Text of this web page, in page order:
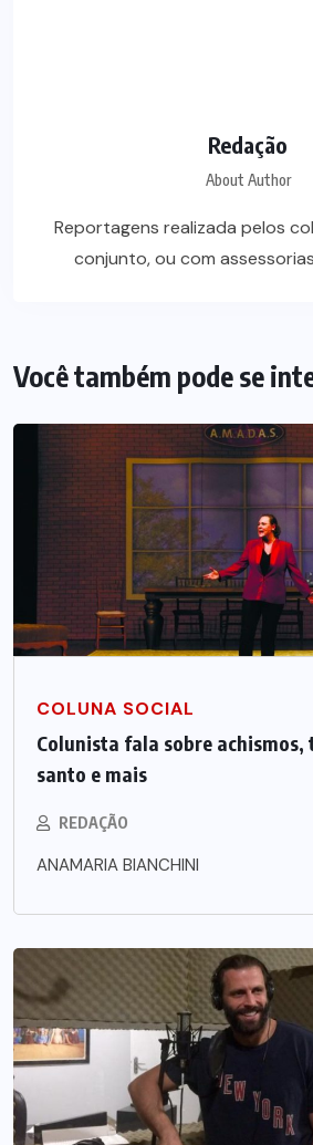
Redação
About Author
Reportagens realizada pelos
conjunto, ou com
Você também pode se
COLUNA SOCIAL
Colunista fala sobre
santo e mais
REDAÇÃO
ANAMARIA BIANCHINI